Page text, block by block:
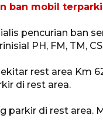
ban mobil
pencurian ban
PH, FM, TM,
rest area Km
di rest area.
parkir di rest area.